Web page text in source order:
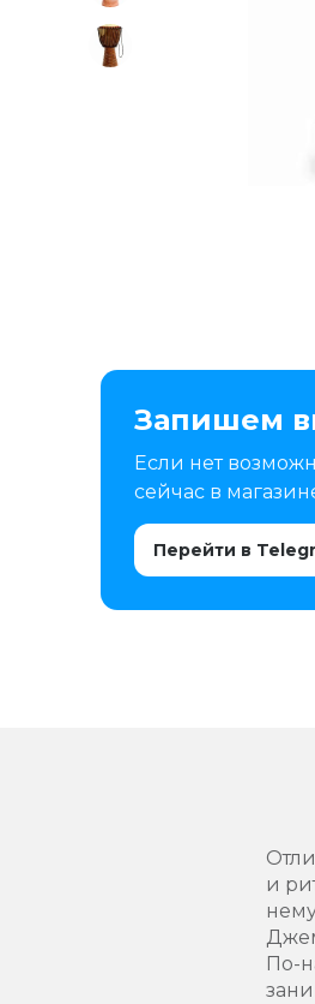
Запишем
Если нет
сейчас в
Перейти в
и
По-